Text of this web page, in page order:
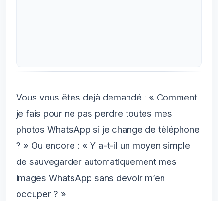
Vous vous êtes déjà demandé : « Comment
je fais pour ne pas perdre toutes mes
photos WhatsApp si je change de téléphone
? » Ou encore : « Y a-t-il un moyen simple
de sauvegarder automatiquement mes
images WhatsApp sans devoir m’en
occuper ? »